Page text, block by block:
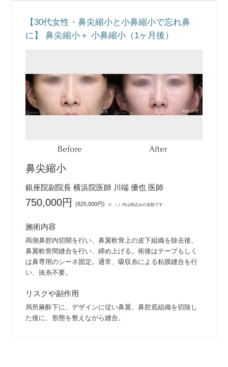
【30代女性・鼻尖縮小と小鼻縮小で忘れ鼻
に】 鼻尖縮小＋ 小鼻縮小（1ヶ月後）
Before After
鼻尖縮小
銀座院副院長 横浜院医師 川端 優也 医師
750,000円(825,000円) ※ （ ）内は税込みの金額です
施術内容
両側鼻腔内切開を行い、鼻翼軟骨上の皮下組織を除去後、
鼻翼軟骨間縫合を行い、締め上げる。術後はテープもしく
は鼻専用のシーネ固定。通常、吸収糸による粘膜縫合を行
い、抜糸不要。
リスクや副作用
局所麻酔下に、デザインに従い鼻翼、鼻腔底組織を切除し
た後に、形態を整えながら縫合。